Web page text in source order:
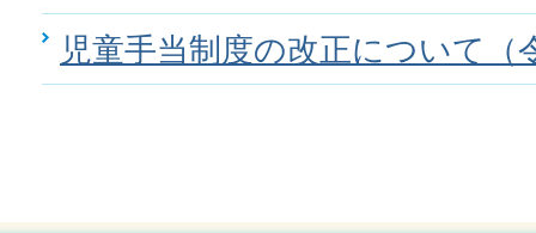
児童手当制度の改正について（